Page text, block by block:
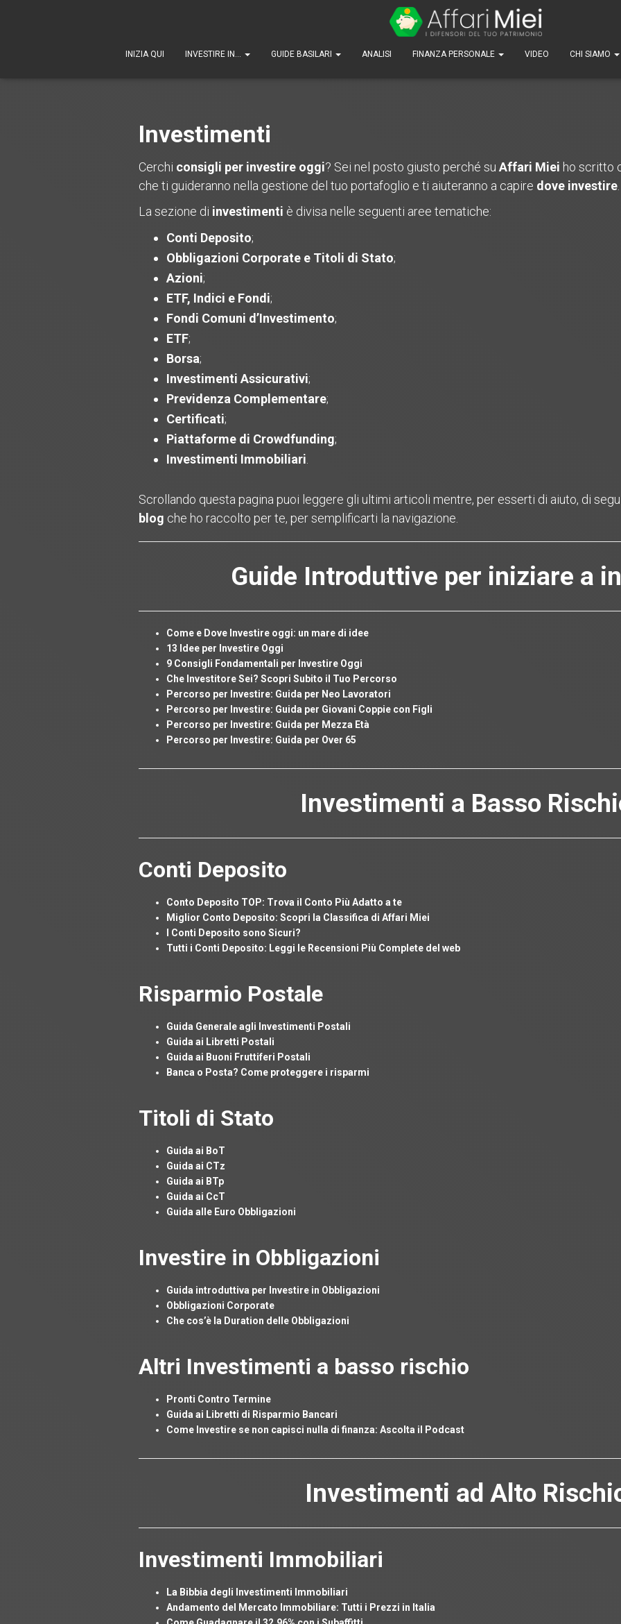
INIZIA QUI INVESTIRE IN… GUIDE BASILARI ANALISI FINANZA PERSONALE VIDEO CHI SIAMO
Investimenti
Cerchi consigli per investire oggi? Sei nel posto giusto perché su Affari Miei ho scritto
che ti guideranno nella gestione del tuo portafoglio e ti aiuteranno a capire dove investire.
La sezione di investimenti è divisa nelle seguenti aree tematiche:
Conti Deposito;
Obbligazioni Corporate e Titoli di Stato;
Azioni;
ETF, Indici e Fondi;
Fondi Comuni d’Investimento;
ETF;
Borsa;
Investimenti Assicurativi;
Previdenza Complementare;
Certificati;
Piattaforme di Crowdfunding;
Investimenti Immobiliari
Scrollando questa pagina puoi leggere gli ultimi articoli mentre, per esserti di aiuto, di
blog che ho raccolto per te, per semplificarti la navigazione.
Guide Introduttive per iniziare a
Come e Dove Investire oggi: un mare di idee
13 Idee per Investire Oggi
9 Consigli Fondamentali per Investire Oggi
Che Investitore Sei? Scopri Subito il Tuo Percorso
Percorso per Investire: Guida per Neo Lavoratori
Percorso per Investire: Guida per Giovani Coppie con Figli
Percorso per Investire: Guida per Mezza Età
Percorso per Investire: Guida per Over 65
Investimenti a Basso
Conti Deposito
Conto Deposito TOP: Trova il Conto Più Adatto a te
Miglior Conto Deposito: Scopri la Classifica di Affari Miei
I Conti Deposito sono Sicuri?
Tutti i Conti Deposito: Leggi le Recensioni Più Complete del web
Risparmio Postale
Guida Generale agli Investimenti Postali
Guida ai Libretti Postali
Guida ai Buoni Fruttiferi Postali
Banca o Posta? Come proteggere i risparmi
Titoli di Stato
Guida ai BoT
Guida ai CTz
Guida ai BTp
Guida ai CcT
Guida alle Euro Obbligazioni
Investire in Obbligazioni
Guida introduttiva per Investire in Obbligazioni
Obbligazioni Corporate
Che cos’è la Duration delle Obbligazioni
Altri Investimenti a basso rischio
Pronti Contro Termine
Guida ai Libretti di Risparmio Bancari
Come Investire se non capisci nulla di finanza: Ascolta il Podcast
Investimenti ad Alto
Investimenti Immobiliari
La Bibbia degli Investimenti Immobiliari
Andamento del Mercato Immobiliare: Tutti i Prezzi in Italia